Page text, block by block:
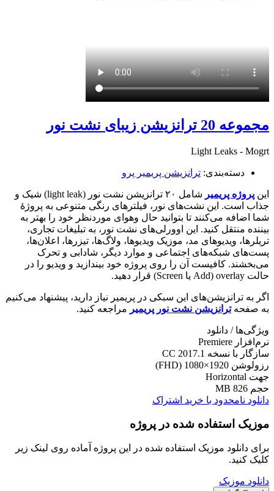
مجموعه 20 ترانزیشن زیبای نشت نور
Light Leaks - Mogrt
دسته‌بندی: ترانزیشن پریمیر پرو
این پروژه پریمیر
شامل ۲۰ ترانزیشن نشت نور (light leak) شیک و
جذاب است. این نشت‌های نور، فیلترهای رنگی متنوعی به پروژهٔ
شما اضافه می‌کنند تا بتوانید حال وهوای موردنظر خود را بهتر به
بیننده منتقل کنید. این اوورلی‌های نشت نور، به تبلیغات تجاری،
تریلرها، ویدیوهای مد، موزیک ویدیوها، ولاگ‌ها، تیزرها، اعلان‌ها،
پست‌های شبکه‌های اجتماعی و موارد دیگر، شادابی و تحرک
می‌بخشند. کافیست آن را روی پروژه خود بیندازید و ویدیو را در
حالت overlay (Add یا Screen) قرار دهید.
اگر به ترانزیشن‌های این سبکی در پریمیر نیاز دارید، پیشنهاد می‌کنیم
به صفحهترانزیشن نشت نور پریمیر مراجعه کنید.
ویژگی‌ها / دانلود
نرم‌افزار Premiere
سازگار با نسخه CC 2017.1
رزولوشن 1920×1080 (FHD)
جهت Horizontal
حجم 826 MB
دانلود نامحدود با خرید اشتراک
موزیک استفاده شده در پروژه
برای دانلود موزیک استفاده شده در این پروژه آماده روی لینک زیر
کلیک کنید.
دانلود موزیک